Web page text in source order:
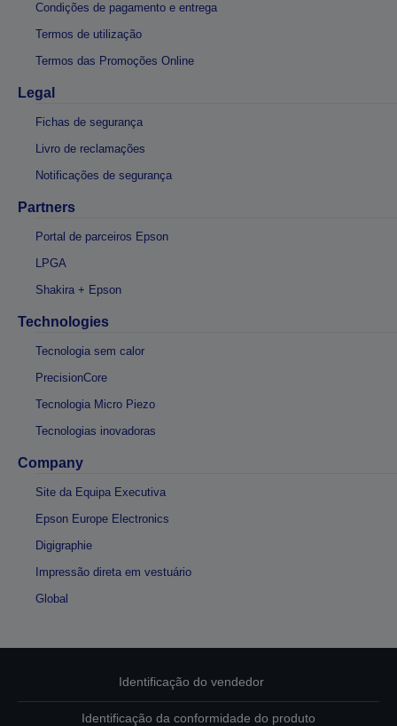
Condições de pagamento e entrega
Termos de utilização
Termos das Promoções Online
Legal
Fichas de segurança
Livro de reclamações
Notificações de segurança
Partners
Portal de parceiros Epson
LPGA
Shakira + Epson
Technologies
Tecnologia sem calor
PrecisionCore
Tecnologia Micro Piezo
Tecnologias inovadoras
Company
Site da Equipa Executiva
Epson Europe Electronics
Digigraphie
Impressão direta em vestuário
Global
Identificação do vendedor
Identificação da conformidade do produto